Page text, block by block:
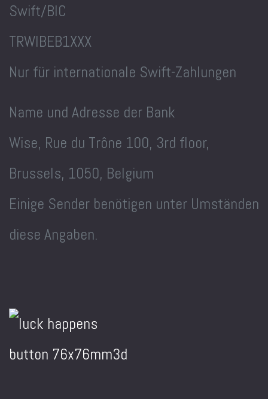
Swift/BIC
TRWIBEB1XXX
Nur für internationale Swift-Zahlungen
Name und Adresse der Bank
Wise, Rue du Trône 100, 3rd floor,
Brussels, 1050, Belgium
Einige Sender benötigen unter Umständen
diese Angaben.